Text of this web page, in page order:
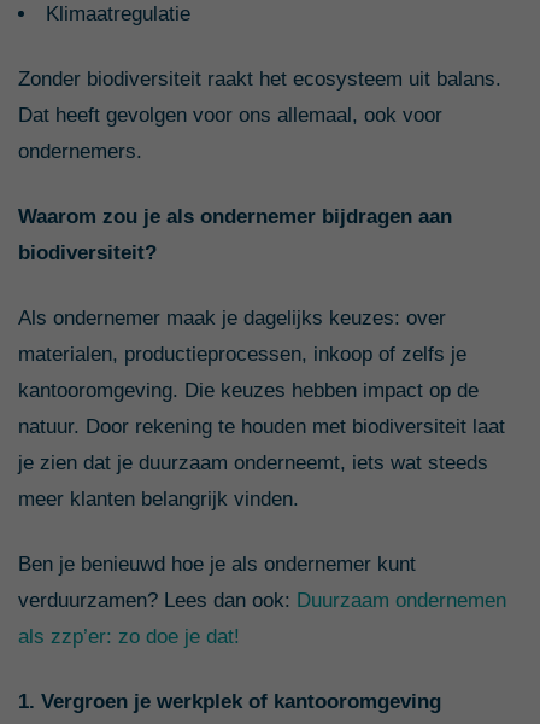
Klimaatregulatie
Zonder biodiversiteit raakt het ecosysteem uit balans.
Dat heeft gevolgen voor ons allemaal, ook voor
ondernemers.
Waarom zou je als ondernemer bijdragen aan
biodiversiteit?
Als ondernemer maak je dagelijks keuzes: over
materialen, productieprocessen, inkoop of zelfs je
kantooromgeving. Die keuzes hebben impact op de
natuur. Door rekening te houden met biodiversiteit laat
je zien dat je duurzaam onderneemt, iets wat steeds
meer klanten belangrijk vinden.
Ben je benieuwd hoe je als ondernemer kunt
verduurzamen? Lees dan ook: Duurzaam ondernemen
als zzp’er: zo doe je dat!
1. Vergroen je werkplek of kantooromgeving